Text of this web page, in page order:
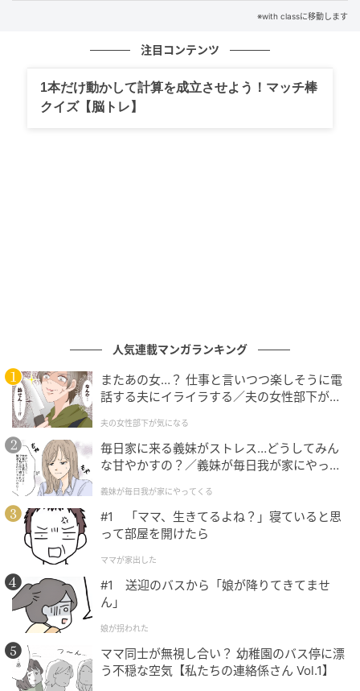
※with classに移動します
注目コンテンツ
1本だけ動かして計算を成立させよう！マッチ棒
クイズ【脳トレ】
人気連載マンガランキング
またあの女…？ 仕事と言いつつ楽しそうに電
話する夫にイライラする／夫の女性部下が気
夫の女性部下が気になる
毎日家に来る義妹がストレス…どうしてみん
な甘やかすの？／義妹が毎日我が家にやって
が】
義妹が毎日我が家にやってくる
#1 「ママ、生きてるよね？」寝ていると思
って部屋を開けたら
ママが家出した
#1 送迎のバスから「娘が降りてきてませ
ん」
娘が拐われた
ママ同士が無視し合い？ 幼稚園のバス停に漂
う不穏な空気【私たちの連絡係さん Vol.1】